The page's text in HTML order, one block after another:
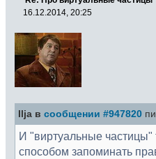
16.12.2014, 20:25
Ilja в сообщении #947820
И "виртуальные частицы"
способом запоминать